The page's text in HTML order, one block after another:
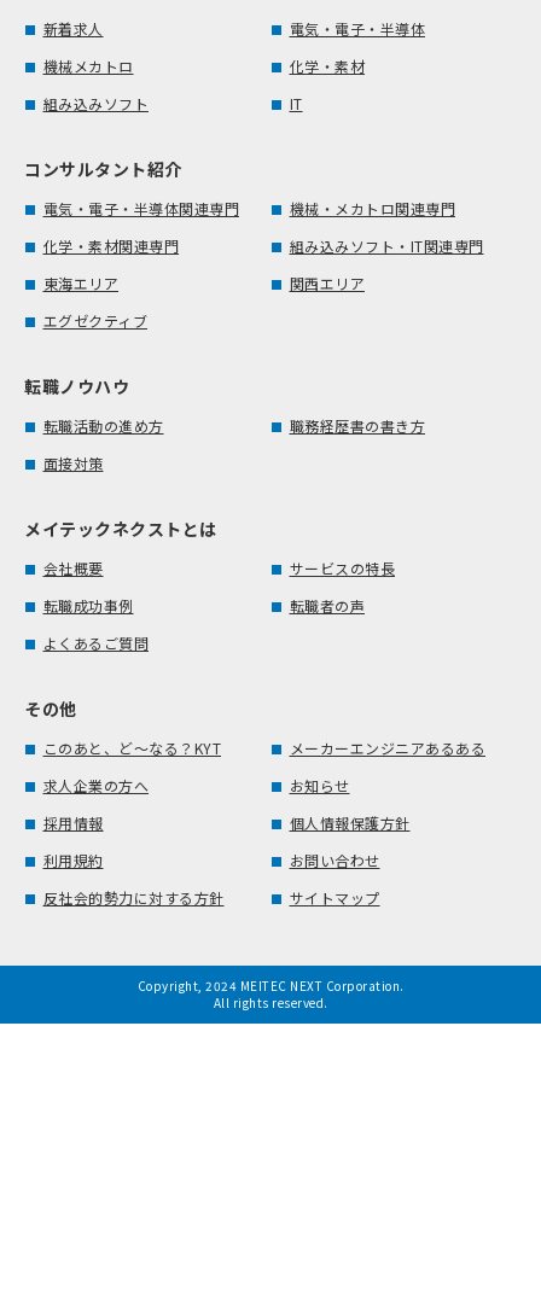
新着求人
電気・電子・半導体
機械メカトロ
化学・素材
組み込みソフト
IT
コンサルタント紹介
電気・電子・半導体関連専門
機械・メカトロ関連専門
化学・素材関連専門
組み込みソフト・IT関連専門
東海エリア
関西エリア
エグゼクティブ
転職ノウハウ
転職活動の進め方
職務経歴書の書き方
面接対策
メイテックネクストとは
会社概要
サービスの特長
転職成功事例
転職者の声
よくあるご質問
その他
このあと、ど～なる？KYT
メーカーエンジニアあるある
求人企業の方へ
お知らせ
採用情報
個人情報保護方針
利用規約
お問い合わせ
反社会的勢力に対する方針
サイトマップ
Copyright, 2024 MEITEC NEXT Corporation.
All rights reserved.